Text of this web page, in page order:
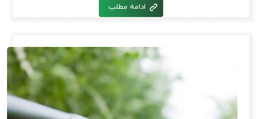
ادامه مطلب